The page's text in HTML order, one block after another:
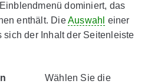
dominiert, das
enthält. DieAuswahl einer
sich der Inhalt der Seitenleiste
Wählen Sie die